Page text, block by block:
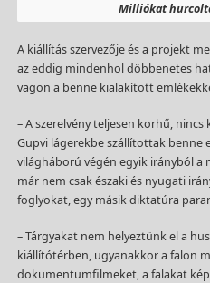
Milliókat
A kiállítás szervezője és a projekt
az eddig mindenhol döbbenetes
vagon a benne kialakított
– A szerelvény teljesen korhű, nincs
Gupvi lágerekbe szállítottak benne
világháború végén egyik irányból a
már nem csak északi és nyugati
foglyokat, egy másik diktatúra
– Tárgyakat nem helyeztünk el a
kiállítótérben, ugyanakkor a falon
dokumentumfilmeket, a falakat